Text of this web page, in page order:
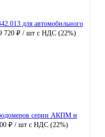
для автомобильного
720 ₽ / шт с НДС (22%)
серии АКПМ и
₽ / шт с НДС (22%)